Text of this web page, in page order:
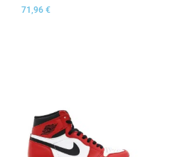
71,96 €